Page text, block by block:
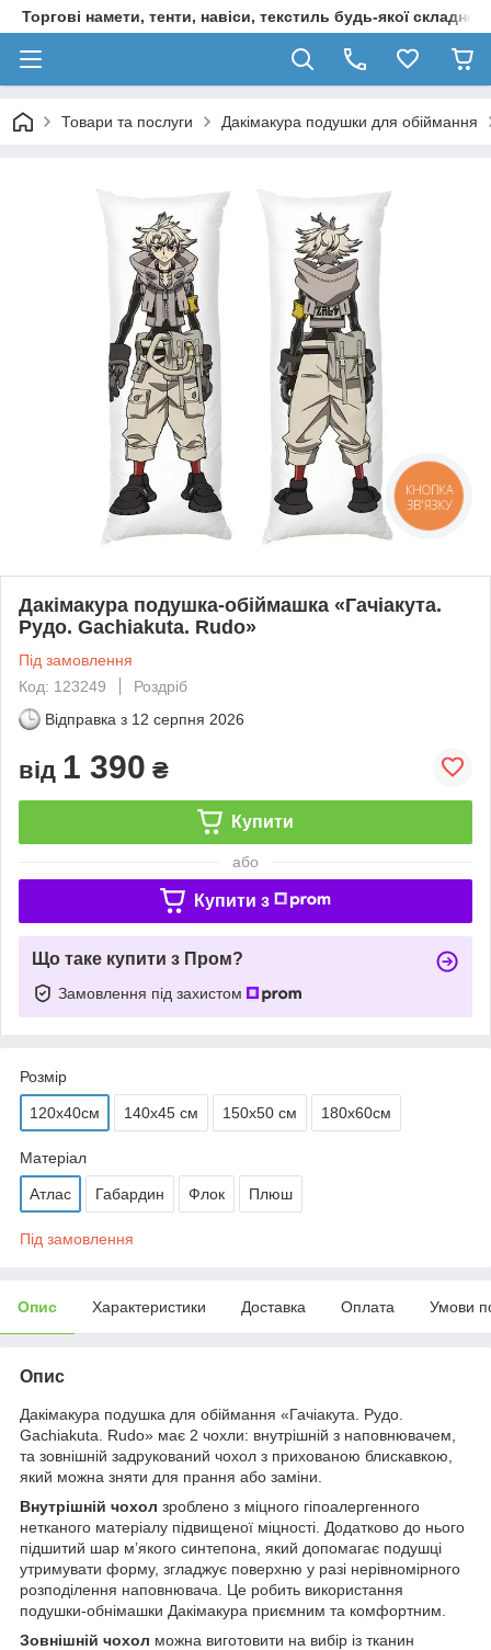
Торгові намети, тенти, навіси, текстиль будь-якої
Товари та послуги Дакімакура подушки для обіймання
Дакімакура подушка-обіймашка «Гачіакута.
Рудо. Gachiakuta. Rudo»
Під замовлення
Код: 123249
Роздріб
Відправка з 12 серпня 2026
від 1 390 ₴
Купити
або
Купити з
Що таке купити з Пром?
Замовлення під захистом
Розмір
120х40см 140х45 см 150х50 см 180х60см
Матеріал
Атлас Габардин Флок Плюш
Під замовлення
Опис Характеристики Доставка Оплата Умови
Опис
Дакімакура подушка для обіймання «Гачіакута. Рудо.
Gachiakuta. Rudo» має 2 чохли: внутрішній з наповнювачем,
та зовнішній задрукований чохол з прихованою блискавкою,
який можна зняти для прання або заміни.
Внутрішній чохол зроблено з міцного гіпоалергенного
нетканого матеріалу підвищеної міцності. Додатково до нього
підшитий шар мʼякого синтепона, який допомагає подушці
утримувати форму, згладжує поверхню у разі нерівномірного
розподілення наповнювача. Це робить використання
подушки-обнімашки Дакімакура приємним та комфортним.
Зовнішній чохол можна виготовити на вибір із тканин
КНОПКА
ЗВ'ЯЗКУ